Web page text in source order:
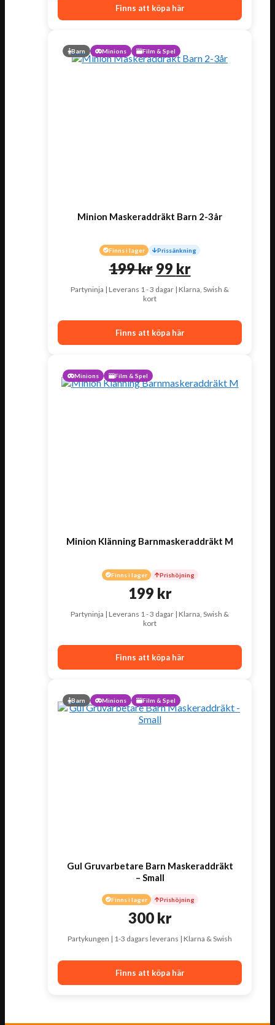
Finns att köpa här
Barn Minions Film & Spel
Minion Maskeraddräkt Barn 2-3år
Finns i lager Prissänkning
199kr Det
ursprungliga
priset
var:
199 kr.
99 krDet
nuvarande
är:
Partyninja | Leverans 1 - 3 dagar | Klarna, Swish &
kort
Finns att köpa här
Minions Film & Spel
Minion Klänning Barnmaskeraddräkt M
Finns i lager Prishöjning
199 kr
Partyninja | Leverans 1 - 3 dagar | Klarna, Swish &
kort
Finns att köpa här
Barn Minions Film & Spel
Gul Gruvarbetare Barn Maskeraddräkt
– Small
Finns i lager Prishöjning
300 kr
Partykungen | 1-3 dagars leverans | Klarna & Swish
Finns att köpa här